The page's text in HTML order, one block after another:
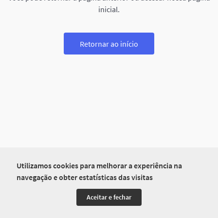
Utilizamos cookies para melhorar a experiência na
navegação e obter estatísticas das visitas
Aceitar e fechar
inicial.
Retornar ao início